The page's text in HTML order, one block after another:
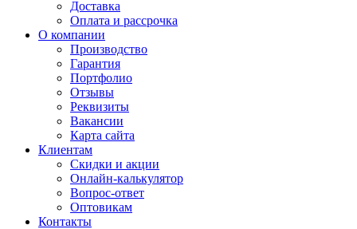
Доставка
Оплата и рассрочка
О компании
Производство
Гарантия
Портфолио
Отзывы
Реквизиты
Вакансии
Карта сайта
Клиентам
Скидки и акции
Онлайн-калькулятор
Вопрос-ответ
Оптовикам
Контакты